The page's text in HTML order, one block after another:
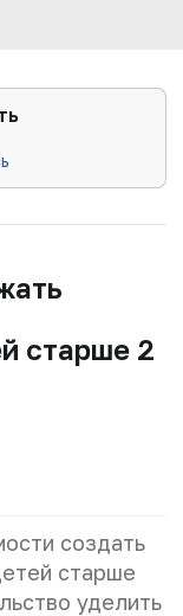
старше 2
создать
старше
уделить